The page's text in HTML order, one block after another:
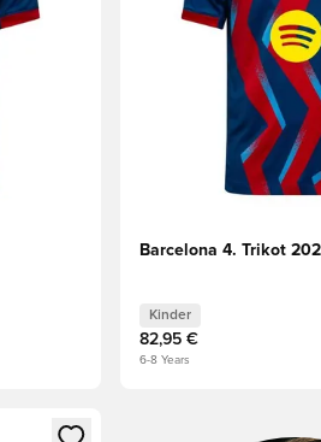
Barcelona 4. Trikot
Kinder
82,95 €
6-8 Years
Anmelden oder Registrieren als